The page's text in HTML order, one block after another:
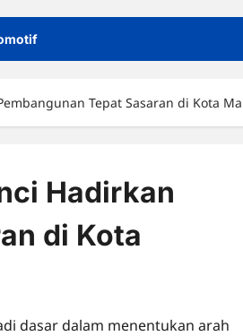
Tepat Sasaran di Kota
Hadirkan
di Kota
dasar dalam menentukan arah